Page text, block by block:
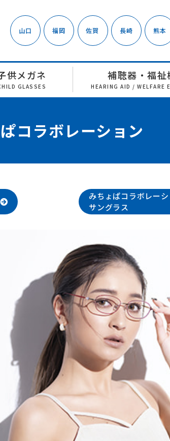
山口 福岡 佐賀 長崎 熊本
供メガネ
GLASSES
補聴器・福祉
HEARING AID / WELFARE
コラボレーション
みちょぱコラボレーシ
サングラス